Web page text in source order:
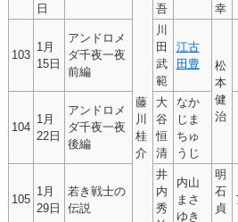
日
藤
川
桂
介
吾
幸
103
1月
15日
アンドロメ
ダ千夜一夜
前編
川
田
武
範
江古
田豊
松
本
健
治
104
1月
22日
アンドロメ
ダ千夜一夜
後編
大
谷
恒
清
なか
じま
ちゅ
うじ
105
1月
29日
若き戦士の
伝説
井
内
秀
内山
まさ
ゆき
明
石
貞